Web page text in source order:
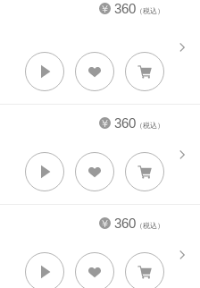
360 （税込）
360 （税込）
360 （税込）